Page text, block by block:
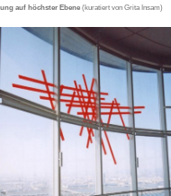
auf höchster Ebene (kuratiert von Grita Insam)